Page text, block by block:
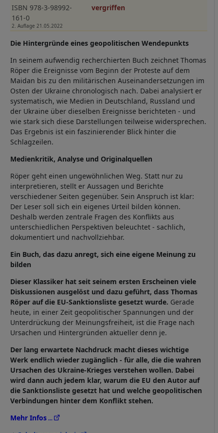
ISBN 978-3-98992-
161-0
2. Auflage 21.05.2022
vergriffen
Die Hintergründe eines geopolitischen Wendepunkts
In seinem aufwendig recherchierten Buch zeichnet Thomas
Röper die Ereignisse vom Beginn der Proteste auf dem
Maidan bis zu den militärischen Auseinandersetzungen im
Osten der Ukraine chronologisch nach. Dabei analysiert er
systematisch, wie Medien in Deutschland, Russland und
der Ukraine über dieselben Ereignisse berichteten - und
wie stark sich diese Darstellungen teilweise widersprechen.
Das Ergebnis ist ein faszinierender Blick hinter die
Schlagzeilen.
Medienkritik, Analyse und Originalquellen
Röper geht einen ungewöhnlichen Weg. Statt nur zu
interpretieren, stellt er Aussagen und Berichte
verschiedener Seiten gegenüber. Sein Anspruch ist klar:
Der Leser soll sich ein eigenes Urteil bilden können.
Deshalb werden zentrale Fragen des Konflikts aus
unterschiedlichen Perspektiven beleuchtet - sachlich,
dokumentiert und nachvollziehbar.
Ein Buch, das dazu anregt, sich eine eigene Meinung zu
bilden
Dieser Klassiker hat seit seinem ersten Erscheinen viele
Diskussionen ausgelöst und dazu geführt, dass Thomas
Röper auf die EU-Sanktionsliste gesetzt wurde. Gerade
heute, in einer Zeit geopolitischer Spannungen und der
Unterdrückung der Meinungsfreiheit, ist die Frage nach
Ursachen und Hintergründen aktueller denn je.
Der lang erwartete Nachdruck macht dieses wichtige
Werk endlich wieder zugänglich - für alle, die die wahren
Ursachen des Ukraine-Krieges verstehen wollen. Dabei
wird dann auch jedem klar, warum die EU den Autor auf
die Sanktionsliste gesetzt hat und welche geopolitischen
Verbindungen hinter dem Konflikt stehen.
Mehr Infos